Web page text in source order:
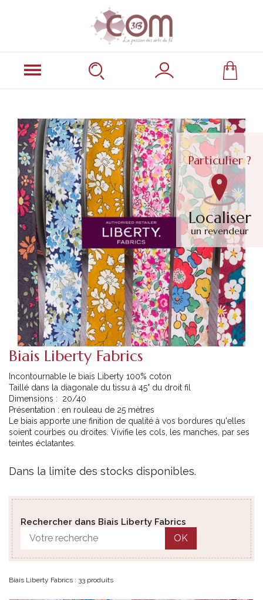
Particulier ?
Localiser
un revendeur
Biais Liberty Fabrics
Incontournable le biais Liberty 100% coton
Taillé dans la diagonale du tissu à 45° du droit fil
Dimensions : 20/40
Présentation : en rouleau de 25 mètres
Le biais apporte une finition de qualité à vos bordures qu'elles
soient courbes ou droites. Vivifie les cols, les manches, par ses
teintes éclatantes.
Dans la limite des stocks disponibles.
Rechercher dans Biais Liberty Fabrics
OK
Biais Liberty Fabrics : 33 produits